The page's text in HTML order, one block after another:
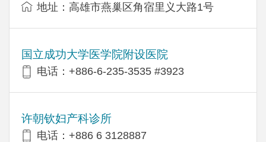
地址：高雄市燕巢区角宿里义大路1号
国立成功大学医学院附设医院
电话：+886-6-235-3535 #3923
许朝钦妇产科诊所
电话：+886 6 3128887